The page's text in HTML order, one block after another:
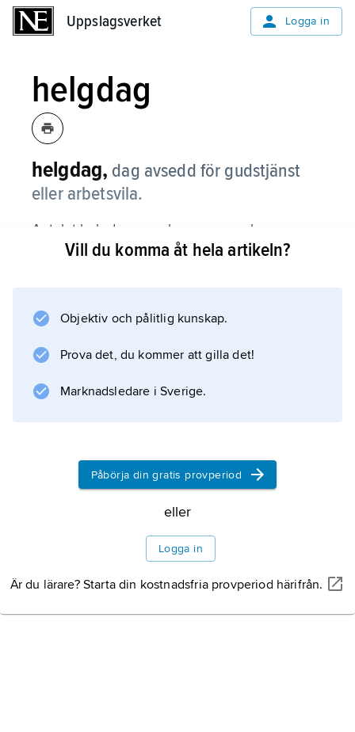
Uppslagsverket Logga in
helgdag
helgdag, dag avsedd för gudstjänst
eller arbetsvila.
Antalet helgdagar regleras genom lagen
(1989:253) om allmänna helgdagar, med
kyrkliga
återkommer på bestämt datum, eller rörliga,
dels
helgdagar,
Information om artikeln
Vill du komma åt hela artikeln?
Objektiv och pålitlig kunskap.
Prova det, du kommer att gilla det!
Marknadsledare i Sverige.
Påbörja din gratis provperiod
eller
Logga in
Är du lärare? Starta din kostnadsfria provperiod härifrån.